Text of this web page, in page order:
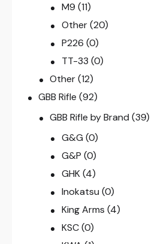
M9 (11)
Other (20)
P226 (0)
TT-33 (0)
Other (12)
GBB Rifle (92)
GBB Rifle by Brand (39)
G&G (0)
G&P (0)
GHK (4)
Inokatsu (0)
King Arms (4)
KSC (0)